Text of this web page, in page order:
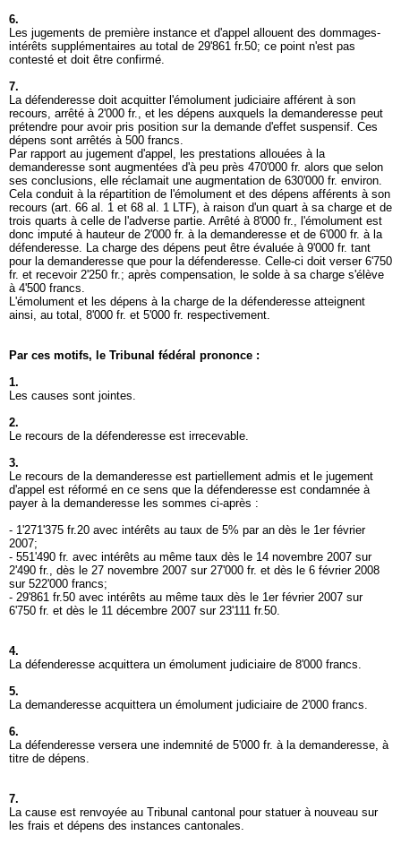
6.
Les jugements de première instance et d'appel allouent des dommages-
intérêts supplémentaires au total de 29'861 fr.50; ce point n'est pas
contesté et doit être confirmé.
7.
La défenderesse doit acquitter l'émolument judiciaire afférent à son
recours, arrêté à 2'000 fr., et les dépens auxquels la demanderesse peut
prétendre pour avoir pris position sur la demande d'effet suspensif. Ces
dépens sont arrêtés à 500 francs.
Par rapport au jugement d'appel, les prestations allouées à la
demanderesse sont augmentées d'à peu près 470'000 fr. alors que selon
ses conclusions, elle réclamait une augmentation de 630'000 fr. environ.
Cela conduit à la répartition de l'émolument et des dépens afférents à son
recours (art. 66 al. 1 et 68 al. 1 LTF), à raison d'un quart à sa charge et de
trois quarts à celle de l'adverse partie. Arrêté à 8'000 fr., l'émolument est
donc imputé à hauteur de 2'000 fr. à la demanderesse et de 6'000 fr. à la
défenderesse. La charge des dépens peut être évaluée à 9'000 fr. tant
pour la demanderesse que pour la défenderesse. Celle-ci doit verser 6'750
fr. et recevoir 2'250 fr.; après compensation, le solde à sa charge s'élève
à 4'500 francs.
L'émolument et les dépens à la charge de la défenderesse atteignent
ainsi, au total, 8'000 fr. et 5'000 fr. respectivement.
Par ces motifs, le Tribunal fédéral prononce :
1.
Les causes sont jointes.
2.
Le recours de la défenderesse est irrecevable.
3.
Le recours de la demanderesse est partiellement admis et le jugement
d'appel est réformé en ce sens que la défenderesse est condamnée à
payer à la demanderesse les sommes ci-après :
- 1'271'375 fr.20 avec intérêts au taux de 5% par an dès le 1er février
2007;
- 551'490 fr. avec intérêts au même taux dès le 14 novembre 2007 sur
2'490 fr., dès le 27 novembre 2007 sur 27'000 fr. et dès le 6 février 2008
sur 522'000 francs;
- 29'861 fr.50 avec intérêts au même taux dès le 1er février 2007 sur
6'750 fr. et dès le 11 décembre 2007 sur 23'111 fr.50.
4.
La défenderesse acquittera un émolument judiciaire de 8'000 francs.
5.
La demanderesse acquittera un émolument judiciaire de 2'000 francs.
6.
La défenderesse versera une indemnité de 5'000 fr. à la demanderesse, à
titre de dépens.
7.
La cause est renvoyée au Tribunal cantonal pour statuer à nouveau sur
les frais et dépens des instances cantonales.